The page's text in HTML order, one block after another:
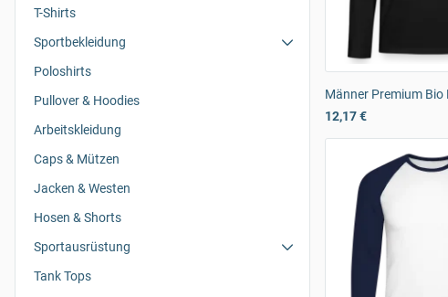
T-Shirts
Sportbekleidung
Poloshirts
Pullover & Hoodies
Arbeitskleidung
Caps & Mützen
Jacken & Westen
Hosen & Shorts
Sportausrüstung
Tank Tops
Männer Premium
12,17 €